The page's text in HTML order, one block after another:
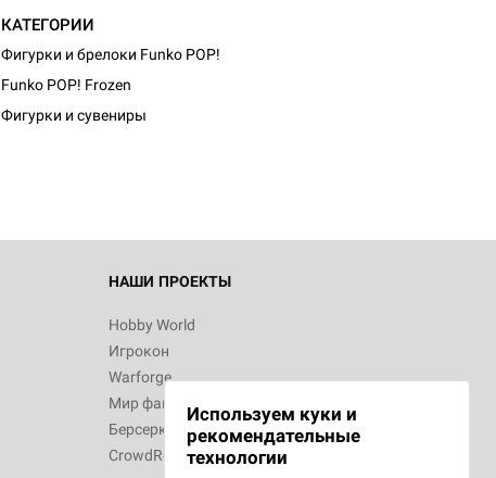
КАТЕГОРИИ
Фигурки и брелоки Funko POP!
Funko POP! Frozen
Фигурки и сувениры
НАШИ ПРОЕКТЫ
Hobby World
Игрокон
Warforge
Мир фантастики
Берсерк
CrowdRepublic
Используем куки и
рекомендательные
технологии